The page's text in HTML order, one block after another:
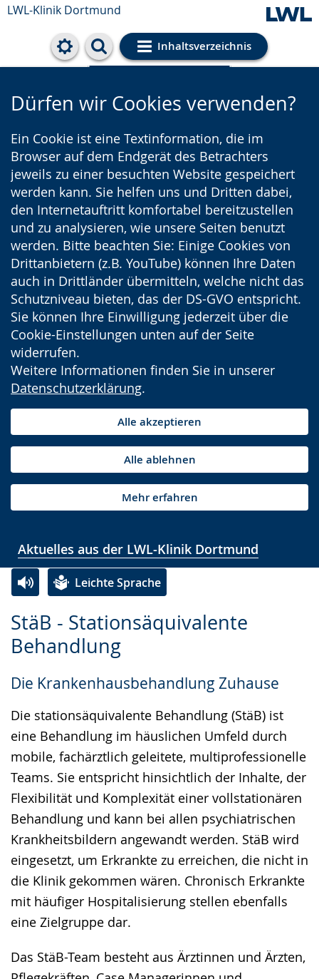
LWL-Klinik Dortmund
Inhaltsverzeichnis
Cookie-Einstellungen
Dürfen wir Cookies verwenden?
Ein Cookie ist eine Textinformation, die im
Browser auf dem Endgerät des Betrachters
jeweils zu einer besuchten Website gespeichert
werden kann. Sie helfen uns und Dritten dabei,
den Internetauftritt komfortabel bereitzustellen
und zu analysieren, wie unsere Seiten benutzt
werden. Bitte beachten Sie: Einige Cookies von
Drittanbietern (z.B. YouTube) können Ihre Daten
auch in Drittländer übermitteln, welche nicht das
Schutzniveau bieten, das der DS-GVO entspricht.
Sie können Ihre Einwilligung jederzeit über die
Cookie-Einstellungen unten auf der Seite
widerrufen.
Weitere Informationen finden Sie in unserer
Datenschutzerklärung.
Alle akzeptieren
Alle ablehnen
Mehr erfahren
Aktuelles aus der LWL-Klinik Dortmund
StäB - Stationsäquivalente
Behandlung
Die Krankenhausbehandlung Zuhause
Die stationsäquivalente Behandlung (StäB) ist
eine Behandlung im häuslichen Umfeld durch
mobile, fachärztlich geleitete, multiprofessionelle
Teams. Sie entspricht hinsichtlich der Inhalte, der
Flexibilität und Komplexität einer vollstationären
Behandlung und kann bei allen psychiatrischen
Krankheitsbildern angewandt werden. StäB wird
eingesetzt, um Erkrankte zu erreichen, die nicht in
die Klinik gekommen wären. Chronisch Erkrankte
mit häufiger Hospitalisierung stellen ebenfalls
eine Zielgruppe dar.
Das StäB-Team besteht aus Ärztinnen und Ärzten,
Leichte Sprache
Leichten
Sprache
Audio-
Unterstützung.
Video
in
Gebärdensprache
wird
angezeigt.